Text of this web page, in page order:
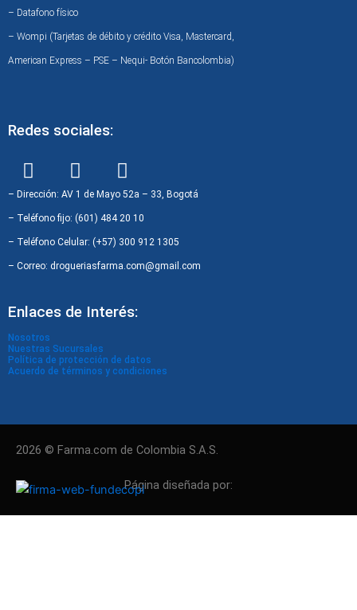
– Datafono físico
– Wompi (Tarjetas de débito y crédito Visa, Mastercard,
American Express – PSE – Nequi- Botón Bancolombia)
Redes sociales:
F
a
c
e
b
o
I
n
s
t
a
g
m
W
h
a
t
s
a
– Dirección: AV 1 de Mayo 52a – 33, Bogotá
– Teléfono fijo: (601) 484 20 10
– Teléfono Celular: (+57) 300 912 1305
– Correo: drogueriasfarma.com@gmail.com
Enlaces de Interés:
Nosotros
Nuestras Sucursales
Política de protección de datos
Acuerdo de términos y condiciones
2026 © Farma.com de Colombia S.A.S.
Página diseñada por: